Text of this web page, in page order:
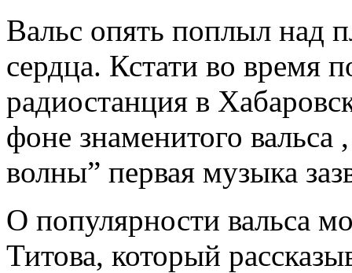
Вальс опять поплыл над
сердца. Кстати во время
радиостанция в
фоне знаменитого
волны” первая музыка
О популярности вальса
Титова, который